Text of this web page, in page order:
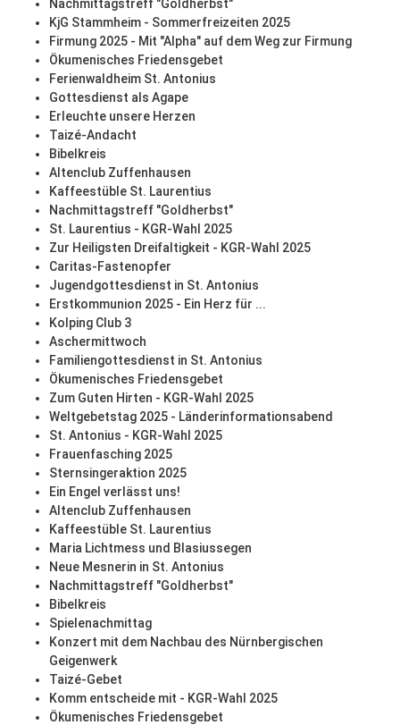
Nachmittagstreff "Goldherbst"
KjG Stammheim - Sommerfreizeiten 2025
Firmung 2025 - Mit "Alpha" auf dem Weg zur Firmung
Ökumenisches Friedensgebet
Ferienwaldheim St. Antonius
Gottesdienst als Agape
Erleuchte unsere Herzen
Taizé-Andacht
Bibelkreis
Altenclub Zuffenhausen
Kaffeestüble St. Laurentius
Nachmittagstreff "Goldherbst"
St. Laurentius - KGR-Wahl 2025
Zur Heiligsten Dreifaltigkeit - KGR-Wahl 2025
Caritas-Fastenopfer
Jugendgottesdienst in St. Antonius
Erstkommunion 2025 - Ein Herz für ...
Kolping Club 3
Aschermittwoch
Familiengottesdienst in St. Antonius
Ökumenisches Friedensgebet
Zum Guten Hirten - KGR-Wahl 2025
Weltgebetstag 2025 - Länderinformationsabend
St. Antonius - KGR-Wahl 2025
Frauenfasching 2025
Sternsingeraktion 2025
Ein Engel verlässt uns!
Altenclub Zuffenhausen
Kaffeestüble St. Laurentius
Maria Lichtmess und Blasiussegen
Neue Mesnerin in St. Antonius
Nachmittagstreff "Goldherbst"
Bibelkreis
Spielenachmittag
Konzert mit dem Nachbau des Nürnbergischen
Geigenwerk
Taizé-Gebet
Komm entscheide mit - KGR-Wahl 2025
Ökumenisches Friedensgebet